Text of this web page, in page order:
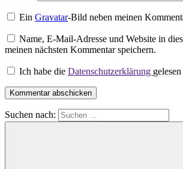
EinGravatar-Bild neben meinen
Name, E-Mail-Adresse und Website in
meinen nächsten Kommentar speichern.
Ich habe die Datenschutzerklärung
Suchen nach: